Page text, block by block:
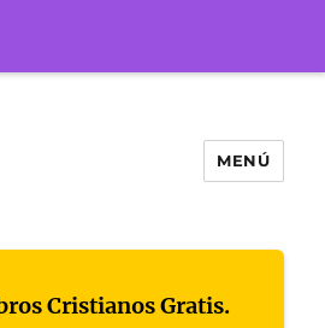
MENÚ
Cristianos Gratis.